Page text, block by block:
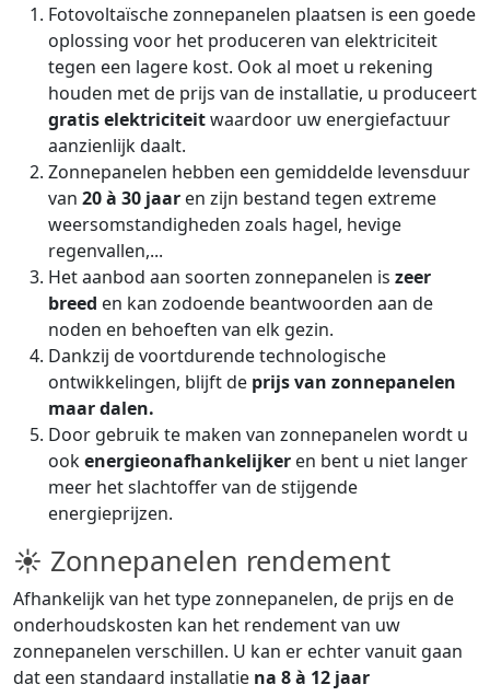
Fotovoltaïsche zonnepanelen plaatsen is een goede
oplossing voor het produceren van elektriciteit
tegen een lagere kost. Ook al moet u rekening
houden met de prijs van de installatie, u produceert
gratis elektriciteitwaardoor uw energiefactuur
aanzienlijk daalt.
Zonnepanelen hebben een gemiddelde levensduur
van 20 à 30 jaar en zijn bestand tegen extreme
weersomstandigheden zoals hagel, hevige
regenvallen,...
Het aanbod aan soorten zonnepanelen is zeer
breed en kan zodoende beantwoorden aan de
noden en behoeften van elk gezin.
Dankzij de voortdurende technologische
ontwikkelingen, blijft de prijs van zonnepanelen
maar dalen.
Door gebruik te maken van zonnepanelen wordt u
ookenergieonafhankelijker en bent u niet langer
meer het slachtoffer van de stijgende
energieprijzen.
☀ Zonnepanelen rendement
Afhankelijk van het type zonnepanelen, de prijs en de
onderhoudskosten kan het rendement van uw
zonnepanelen verschillen. U kan er echter vanuit gaan
dat een standaard installatie na 8 à 12 jaar